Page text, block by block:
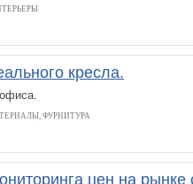
кресла.
ФУРНИТУРА
цен на рынке